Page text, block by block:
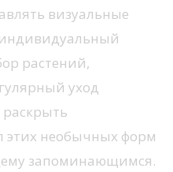
визуальные
растений,
уход
этих необычных форм
запоминающимся.